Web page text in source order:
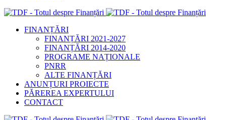
FINANȚĂRI
FINANȚĂRI 2021-2027
FINANȚĂRI 2014-2020
PROGRAME NAȚIONALE
PNRR
ALTE FINANȚĂRI
ANUNȚURI PROIECTE
PĂREREA EXPERTULUI
CONTACT